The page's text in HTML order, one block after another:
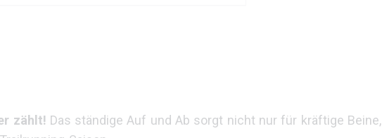
zählt! Das ständige Auf und Ab sorgt nicht nur für kräftige Beine,